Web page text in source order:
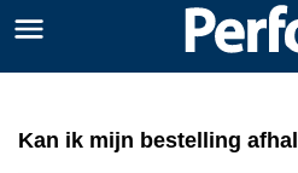
Kan ik mijn bestelling